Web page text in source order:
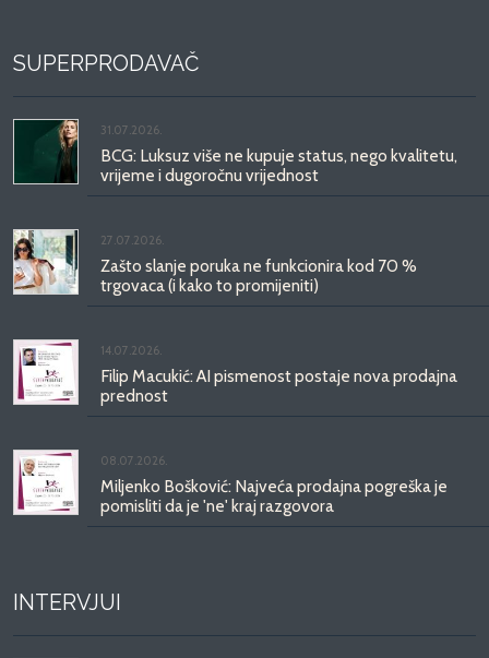
SUPERPRODAVAČ
31.07.2026.
BCG: Luksuz više ne kupuje status, nego kvalitetu,
vrijeme i dugoročnu vrijednost
27.07.2026.
Zašto slanje poruka ne funkcionira kod 70 %
trgovaca (i kako to promijeniti)
14.07.2026.
Filip Macukić: AI pismenost postaje nova prodajna
prednost
08.07.2026.
Miljenko Bošković: Najveća prodajna pogreška je
pomisliti da je 'ne' kraj razgovora
INTERVJUI